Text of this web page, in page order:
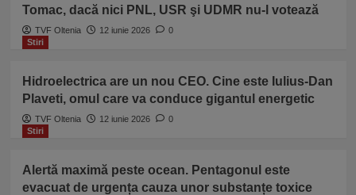
Tomac, dacă nici PNL, USR şi UDMR nu-l votează
TVF Oltenia 12 iunie 2026
0
Stiri
Hidroelectrica are un nou CEO. Cine este Iulius-Dan
Plaveti, omul care va conduce gigantul energetic
TVF Oltenia 12 iunie 2026
0
Stiri
Alertă maximă peste ocean. Pentagonul este
evacuat de urgența cauza unor substanțe toxice